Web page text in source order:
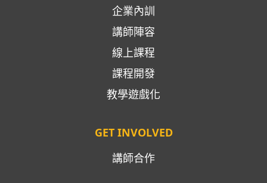
企業內訓
講師陣容
線上課程
課程開發
教學遊戲化
GET INVOLVED
講師合作